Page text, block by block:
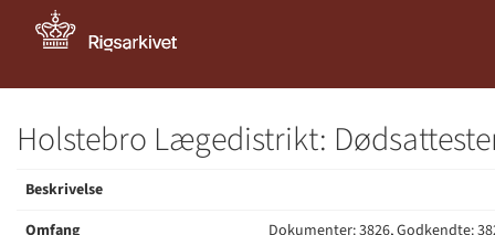
Holstebro Lægedistrikt:
Beskrivelse
Omfang
Dokumenter: 3826, Godkendte: